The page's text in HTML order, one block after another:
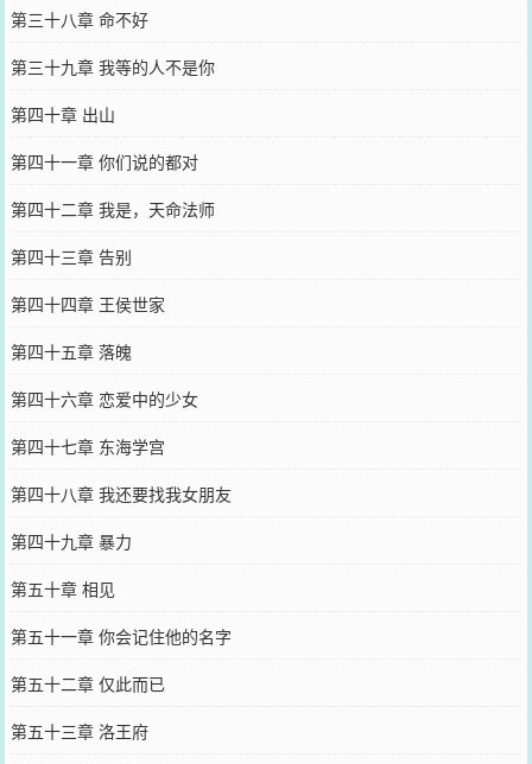
第三十八章 命不好
第三十九章 我等的人不是你
第四十章 出山
第四十一章 你们说的都对
第四十二章 我是，天命法师
第四十三章 告别
第四十四章 王侯世家
第四十五章 落魄
第四十六章 恋爱中的少女
第四十七章 东海学宫
第四十八章 我还要找我女朋友
第四十九章 暴力
第五十章 相见
第五十一章 你会记住他的名字
第五十二章 仅此而已
第五十三章 洛王府